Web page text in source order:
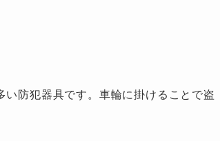
防犯器具です。車輪に掛けることで盗